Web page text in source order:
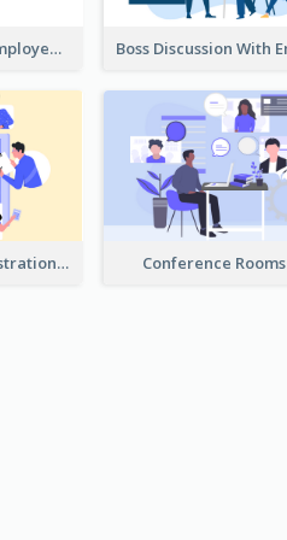
Female Boss And Employee Illustration
Work Together Illustration Conference Rooms